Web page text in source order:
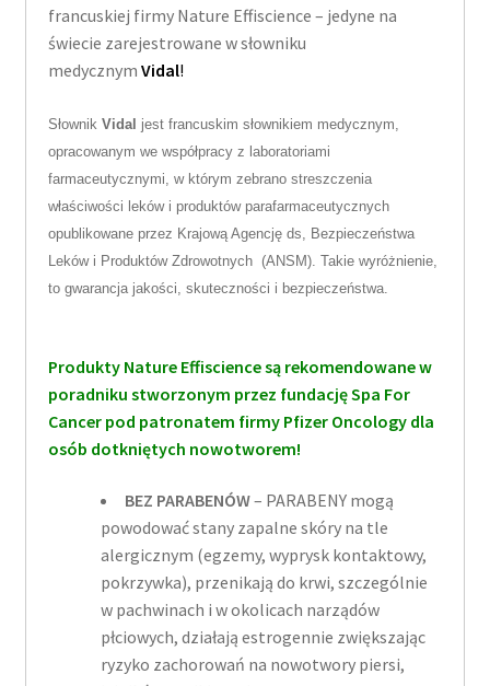
francuskiej firmy Nature Effiscience – jedyne na
świecie zarejestrowane w słowniku
medycznym Vidal!
Słownik Vidal jest francuskim słownikiem medycznym,
opracowanym we współpracy z laboratoriami
farmaceutycznymi, w którym zebrano streszczenia
właściwości leków i produktów parafarmaceutycznych
opublikowane przez Krajową Agencję ds, Bezpieczeństwa
Leków i Produktów Zdrowotnych (ANSM). Takie wyróżnienie,
to gwarancja jakości, skuteczności i bezpieczeństwa.
Produkty Nature Effiscience są rekomendowane w
poradniku stworzonym przez fundację Spa For
Cancer pod patronatem firmy Pfizer Oncology dla
osób dotkniętych nowotworem!
BEZ PARABENÓW– PARABENY mogą
powodować stany zapalne skóry na tle
alergicznym (egzemy, wyprysk kontaktowy,
pokrzywka), przenikają do krwi, szczególnie
w pachwinach i w okolicach narządów
płciowych, działają estrogennie zwiększając
ryzyko zachorowań na nowotwory piersi,